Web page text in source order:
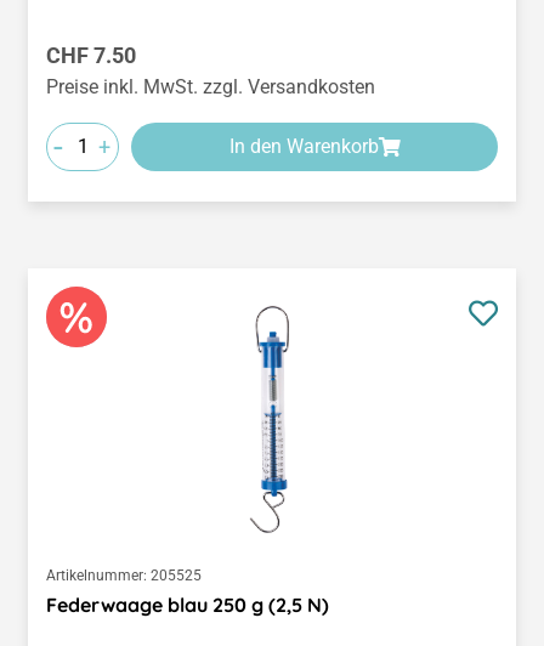
Regulärer Preis:
CHF 7.50
Preise inkl. MwSt. zzgl. Versandkosten
- + In den Warenkorb
Artikelnummer: 205525
Federwaage blau 250 g (2,5 N)